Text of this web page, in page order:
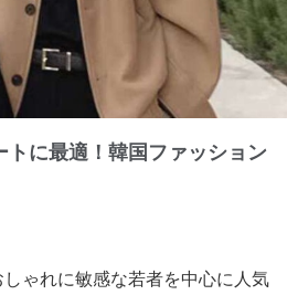
トに最適！韓国ファッション
ゃれに敏感な若者を中心に人気